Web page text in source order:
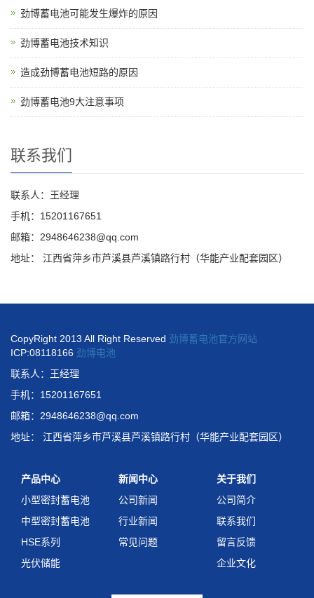
劲博蓄电池可能发生爆炸的原因
劲博蓄电池技术知识
造成劲博蓄电池短路的原因
劲博蓄电池9大注意事项
联系我们
联系人：王经理
手机：15201167651
邮箱：2948646238@qq.com
地址： 江西省萍乡市芦溪县芦溪镇路行村（华能产业配套园区）
CopyRight 2013 All Right Reserved 劲博蓄电池官方网站
ICP:08118166 劲博电池
联系人：王经理
手机：15201167651
邮箱：2948646238@qq.com
地址： 江西省萍乡市芦溪县芦溪镇路行村（华能产业配套园区）
产品中心
小型密封蓄电池
中型密封蓄电池
HSE系列
光伏储能
新闻中心
公司新闻
行业新闻
常见问题
关于我们
公司简介
联系我们
留言反馈
企业文化